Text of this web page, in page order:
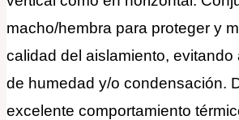
macho/hembra para proteger y
calidad del aislamiento, evitando
de humedad y/o condensación.
excelente comportamiento